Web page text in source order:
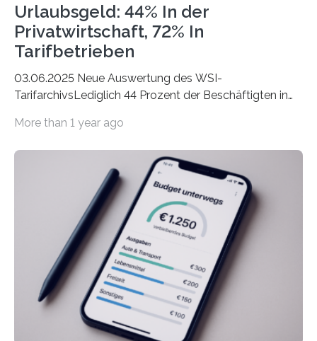
Urlaubsgeld: 44% In der
Privatwirtschaft, 72% In
Tarifbetrieben
03.06.2025 Neue Auswertung des WSI-
TarifarchivsLediglich 44 Prozent der Beschäftigten in
tarifgebundenen Betrieben ist der Anteil mit 72 Prozent
Unterkünfte fast überall deutlich teurer geworden. Für
viele Beschäftigte ist deshalb das zumeist im Juni oder
Juli ausgezahlte Urlaubsgeld ein wichtiger Faktor, um
sich den wohlverdienten Jahresurlaub leisten zu
können. Allerdings erhält mit 44 Prozent noch nicht
einmal die Hälfte aller Beschäftigten in der
Privatwirtschaft Urlaubsgeld. Zu diesem…
More than 1 year ago